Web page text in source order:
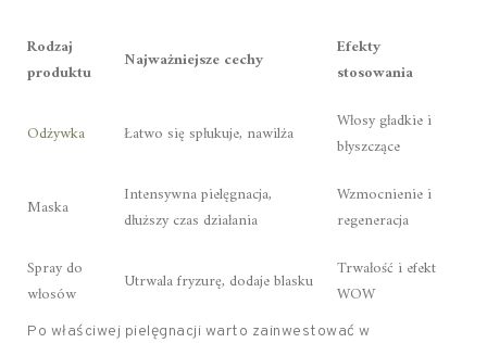
Rodzaj
produktu
Najważniejsze cechy
Efekty
stosowania
Odżywka Łatwo się spłukuje, nawilża
Włosy gładkie i
błyszczące
Maska
Intensywna pielęgnacja,
dłuższy czas działania
Wzmocnienie i
regeneracja
Spray do
włosów
Utrwala fryzurę, dodaje blasku
Trwałość i efekt
WOW
Po właściwej pielęgnacji warto zainwestować w